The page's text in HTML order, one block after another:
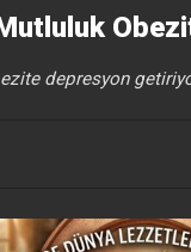
depresyon